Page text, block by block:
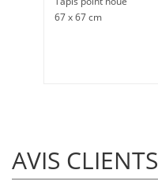
67 x 67 cm
AVIS CLIENTS